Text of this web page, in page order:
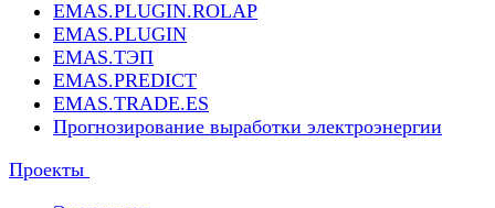
EMAS.PLUGIN.ROLAP
EMAS.PLUGIN
EMAS.ТЭП
EMAS.PREDICT
EMAS.TRADE.ES
Прогнозирование выработки электроэнергии
Проекты